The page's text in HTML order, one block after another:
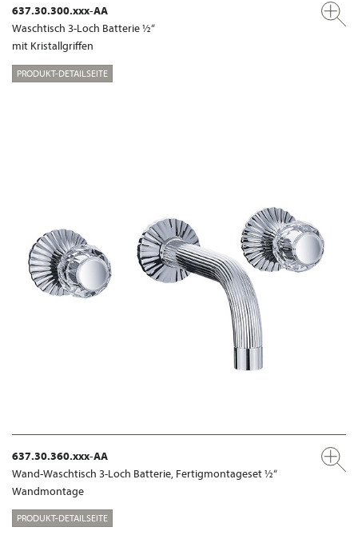
637.30.300.xxx-AA
Waschtisch 3-Loch Batterie ½“
mit Kristallgriffen
PRODUKT-DETAILSEITE
637.30.360.xxx-AA
Wand-Waschtisch 3-Loch Batterie, Fertigmontageset ½“
Wandmontage
PRODUKT-DETAILSEITE